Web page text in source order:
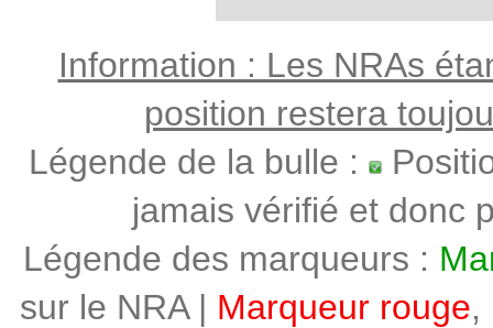
Information : Les NRAs
position restera
Légende de la bulle :
jamais vérifié et donc
Légende des marqueurs :
sur le NRA | Marqueur rouge,